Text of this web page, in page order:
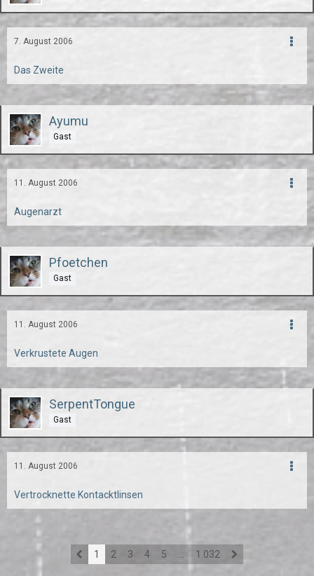
7. August 2006
Das Zweite
Ayumu
Gast
11. August 2006
Augenarzt
Pfoetchen
Gast
11. August 2006
Verkrustete Augen
SerpentTongue
Gast
11. August 2006
Vertrocknette Kontacktlinsen
1 2 3 4 5 1.032